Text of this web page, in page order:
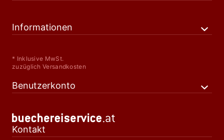
Informationen
* Inklusive MwSt.
zuzüglich Versandkosten
Benutzerkonto
Kontakt